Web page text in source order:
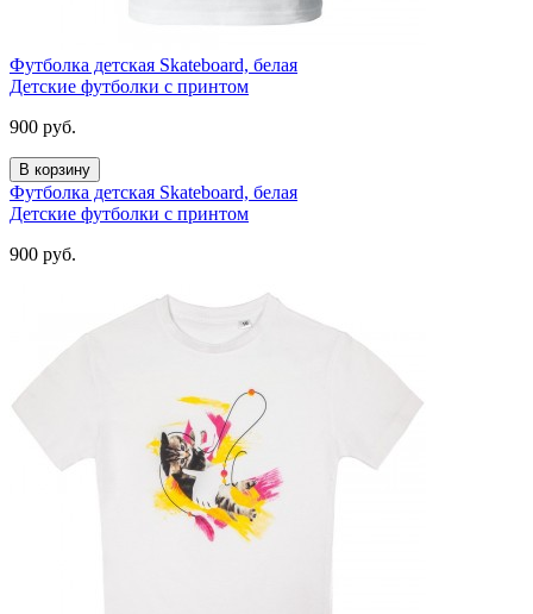
Футболка детская Skateboard, белая
Детские футболки с принтом
900 руб.
В корзину
Футболка детская Skateboard, белая
Детские футболки с принтом
900 руб.